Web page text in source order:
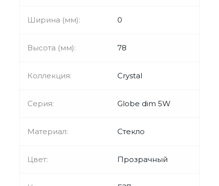
Ширина (мм): 0
Высота (мм): 78
Коллекция: Crystal
Серия: Globe dim 5W
Материал: Стекло
Цвет: Прозрачный